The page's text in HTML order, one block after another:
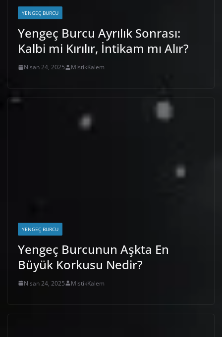
YENGEÇ BURCU
Yengeç Burcu Ayrılık Sonrası:
Kalbi mi Kırılır, İntikam mı Alır?
Nisan 24, 2025 MistikKalem
YENGEÇ BURCU
Yengeç Burcunun Aşkta En
Büyük Korkusu Nedir?
Nisan 24, 2025 MistikKalem